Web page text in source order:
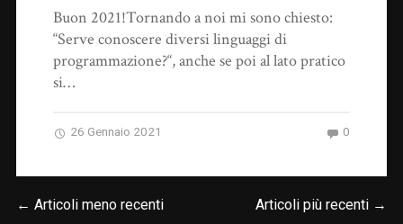
Buon 2021!Tornando a noi mi sono chiesto:
“Serve conoscere diversi linguaggi di
programmazione?“, anche se poi al lato pratico
si…
26 Gennaio 2021 0
← Articoli meno recenti Articoli più recenti →